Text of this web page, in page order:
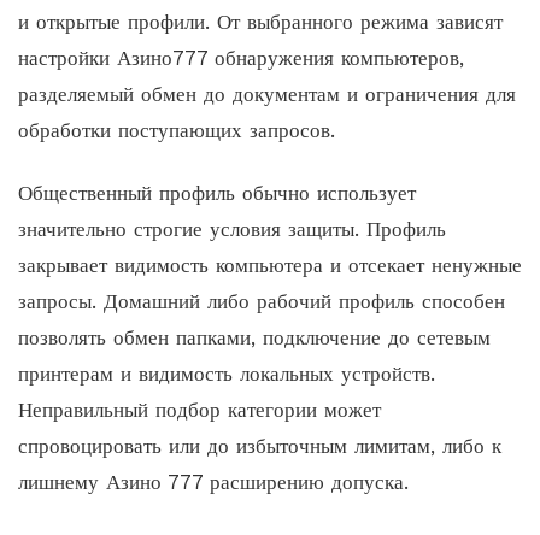
и открытые профили. От выбранного режима зависят
настройки Азино777 обнаружения компьютеров,
разделяемый обмен до документам и ограничения для
обработки поступающих запросов.
Общественный профиль обычно использует
значительно строгие условия защиты. Профиль
закрывает видимость компьютера и отсекает ненужные
запросы. Домашний либо рабочий профиль способен
позволять обмен папками, подключение до сетевым
принтерам и видимость локальных устройств.
Неправильный подбор категории может
спровоцировать или до избыточным лимитам, либо к
лишнему Азино 777 расширению допуска.